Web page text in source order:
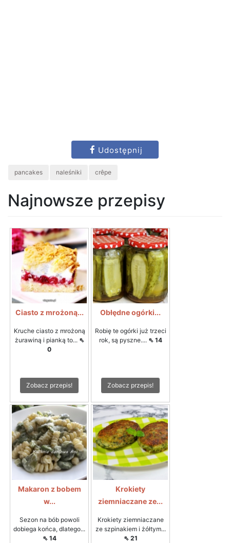
Udostępnij
pancakes naleśniki crêpe
Najnowsze przepisy
Ciasto z mrożoną...
Kruche ciasto z mrożoną
żurawiną i pianką to... ⇖
0
Zobacz przepis!
Obłędne ogórki...
Robię te ogórki już trzeci
rok, są pyszne.... ⇖ 14
Zobacz przepis!
Makaron z bobem
w...
Sezon na bób powoli
dobiega końca, dlatego...
⇖ 14
Krokiety
ziemniaczane ze...
Krokiety ziemniaczane
ze szpinakiem i żółtym...
⇖ 21